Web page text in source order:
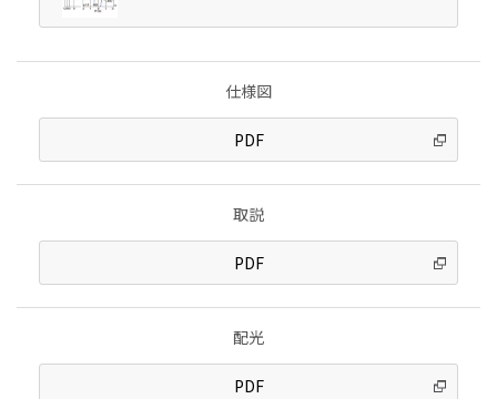
仕様図
PDF
取説
PDF
配光
PDF